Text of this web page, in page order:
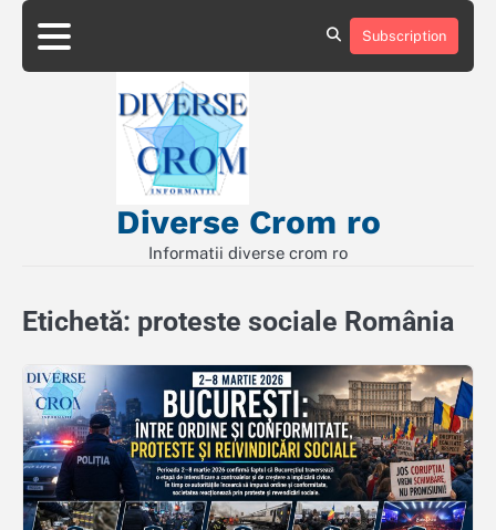
Skip
content
Contact
Politică
Subscription
Diverse Crom ro
Informatii diverse crom ro
Etichetă: proteste sociale România